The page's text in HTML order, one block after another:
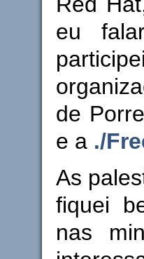
eu
de
e a ./
As
fiquei
nas